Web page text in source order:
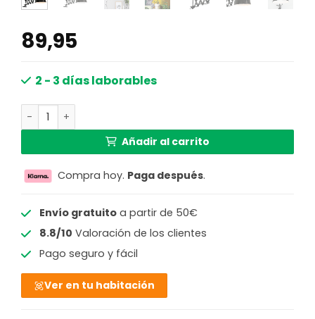
89,95
2 - 3 días laborables
Lámpara de pared retro de metal negro Steinhauer
Añadir al carrito
Compra hoy. Paga después.
Envío gratuitoa partir de 50€
8.8/10 Valoración de los clientes
Pago seguro y fácil
Ver en tu habitación